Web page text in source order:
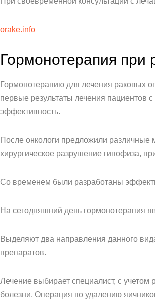
orake.info
Гормонотерапия при
Гормонотерапию для лечения раковых
первые результаты лечения пациентов
эффективность.
После онкологи предложили различные
хирургическое разрушение гипофиза,
Со временем были разработаны
На сегодняшний день гормонотерапия
Выделяют два направления данного
препаратов.
Лечение выбирает специалист, с учетом
болезни. Операция по удалению